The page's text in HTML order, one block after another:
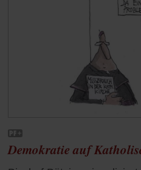
Demokratie auf